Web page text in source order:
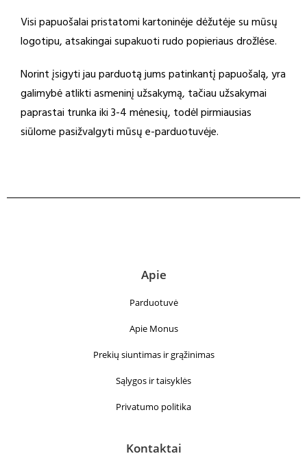
Visi papuošalai pristatomi kartoninėje dėžutėje su mūsų
logotipu, atsakingai supakuoti rudo popieriaus drožlėse.
Norint įsigyti jau parduotą jums patinkantį papuošalą, yra
galimybė atlikti asmeninį užsakymą, tačiau užsakymai
paprastai trunka iki 3-4 mėnesių, todėl pirmiausias
siūlome pasižvalgyti mūsų e-parduotuvėje.
Apie
Parduotuvė
Apie Monus
Prekių siuntimas ir grąžinimas
Sąlygos ir taisyklės
Privatumo politika
Kontaktai